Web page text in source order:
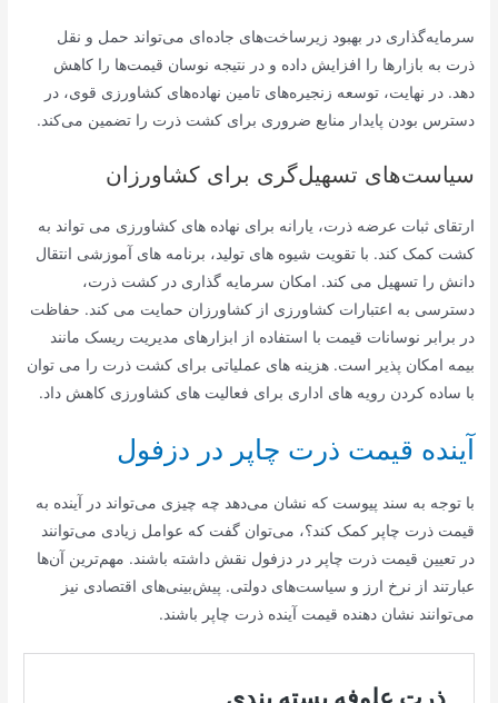
سرمایه‌گذاری در بهبود زیرساخت‌های جاده‌ای می‌تواند حمل و نقل
ذرت به بازارها را افزایش داده و در نتیجه نوسان قیمت‌ها را کاهش
دهد. در نهایت، توسعه زنجیره‌های تامین نهاده‌های کشاورزی قوی، در
دسترس بودن پایدار منابع ضروری برای کشت ذرت را تضمین می‌کند.
سیاست‌های تسهیل‌گری برای کشاورزان
ارتقای ثبات عرضه ذرت، یارانه برای نهاده های کشاورزی می تواند به
کشت کمک کند. با تقویت شیوه های تولید، برنامه های آموزشی انتقال
دانش را تسهیل می کند. امکان سرمایه گذاری در کشت ذرت،
دسترسی به اعتبارات کشاورزی از کشاورزان حمایت می کند. حفاظت
در برابر نوسانات قیمت با استفاده از ابزارهای مدیریت ریسک مانند
بیمه امکان پذیر است. هزینه های عملیاتی برای کشت ذرت را می توان
با ساده کردن رویه های اداری برای فعالیت های کشاورزی کاهش داد.
آینده قیمت ذرت چاپر در دزفول
با توجه به سند پیوست که نشان می‌دهد چه چیزی می‌تواند در آینده به
قیمت ذرت چاپر کمک کند؟، می‌توان گفت که عوامل زیادی می‌توانند
در تعیین قیمت ذرت چاپر در دزفول نقش داشته باشند. مهم‌ترین آن‌ها
عبارتند از نرخ ارز و سیاست‌های دولتی. پیش‌بینی‌های اقتصادی نیز
می‌توانند نشان دهنده قیمت آینده ذرت چاپر باشند.